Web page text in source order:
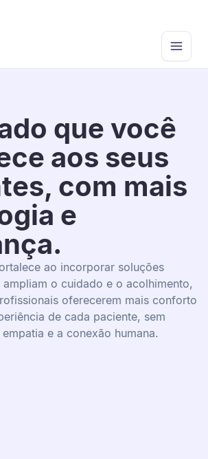
que você
aos seus
com mais
e
ao incorporar soluções
o cuidado e o acolhimento,
oferecerem mais conforto
de cada paciente, sem
e a conexão humana.